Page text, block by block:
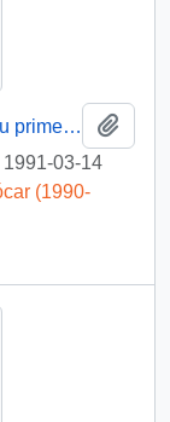
[El gobierno de Costa Rica saluda en su primer aniversario]
1991-03-14
(1990-